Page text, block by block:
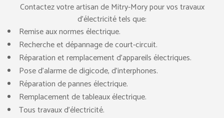
Contactez votre artisan de Mitry-Mory pour vos travaux
d’électricité tels que:
Remise aux normes électrique.
Recherche et dépannage de court-circuit.
Réparation et remplacement d’appareils électriques.
Pose d’alarme de digicode, d’interphones.
Réparation de pannes électrique.
Remplacement de tableaux électrique.
Tous travaux d’électricité.